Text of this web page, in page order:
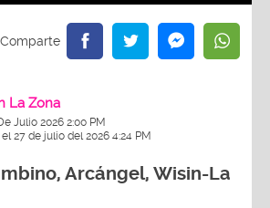
La Zona
Julio 2026 2:00 PM
27 de julio del 2026 4:24 PM
Arcángel, Wisin-La